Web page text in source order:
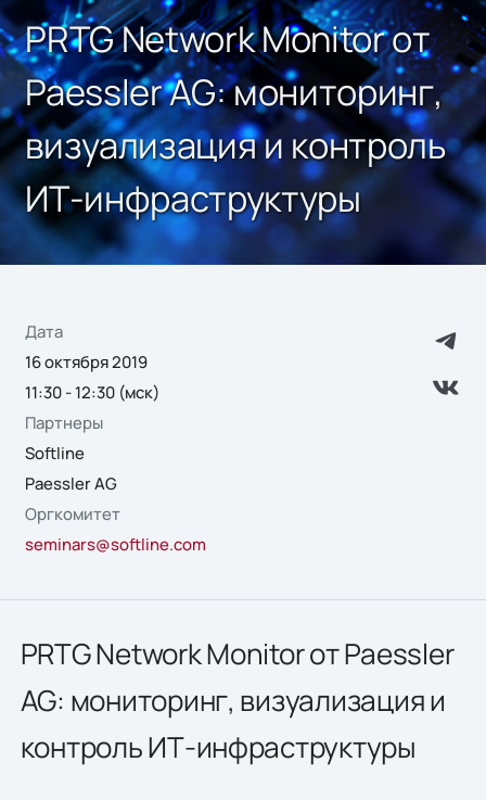
PRTG Network Monitor от
Paessler AG: мониторинг,
визуализация и контроль
ИТ-инфраструктуры
Дата
16 октября 2019
11:30 - 12:30 (мск)
Партнеры
Softline
Paessler AG
Оргкомитет
seminars@softline.com
PRTG Network Monitor от Paessler
AG: мониторинг, визуализация и
контроль ИТ-инфраструктуры